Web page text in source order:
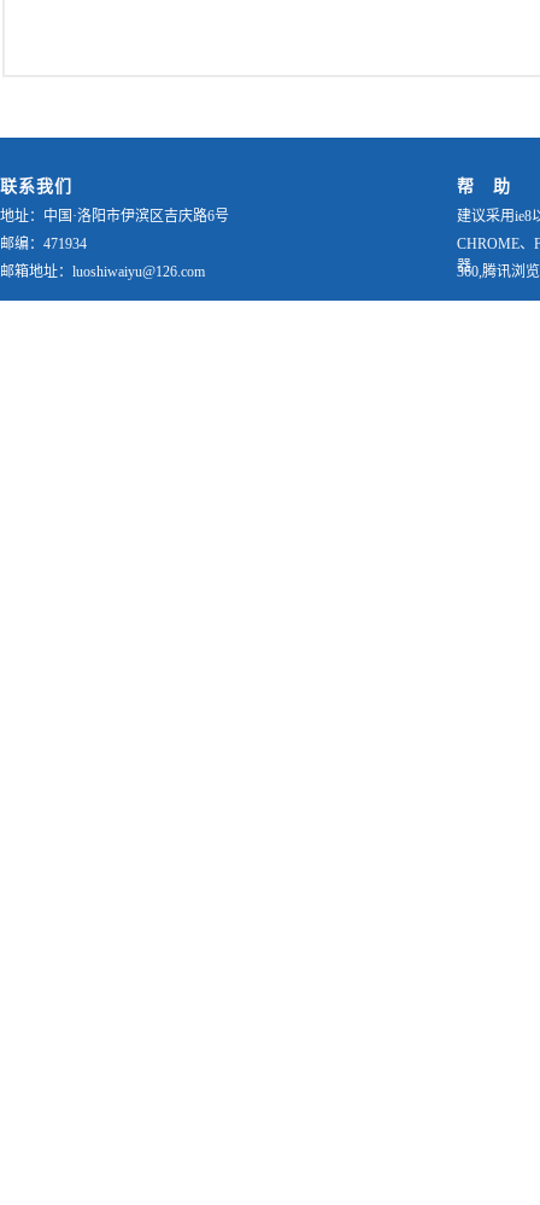
联系我们
地址：中国·洛阳市伊滨区吉庆路6号
邮编：471934
邮箱地址：luoshiwaiyu@126.com
帮 助
建议采用ie8
CHROME、
器
360,腾讯浏